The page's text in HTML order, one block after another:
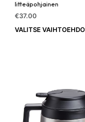
litteäpohjainen
€37.00
VALITSE